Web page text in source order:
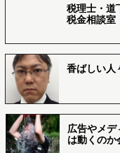
税理士・道
税金相談室
香ばしい
広告やメデ
は動くのか